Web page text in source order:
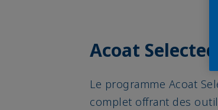
Acoat Selected
Le programme Acoat
complet offrant des